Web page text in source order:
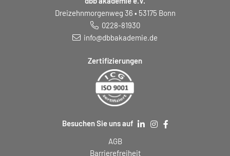
Dreizehnmorgenweg 36 • 53175 Bonn
0228-81930
info@dbbakademie.de
Zertifizierungen
Besuchen Sie uns auf
AGB
Barrierefreiheit